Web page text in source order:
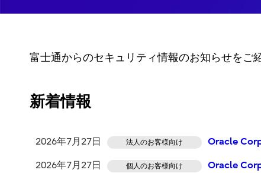
富士通からのセキュリティ情報のお知らせをご
新着情報
2026年7月27日 法人のお客様向け Oracle
2026年7月27日 個人のお客様向け Oracle